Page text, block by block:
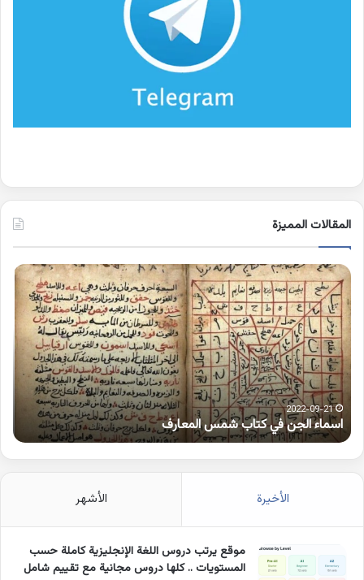
المقالات المميزة
اسماء
الجن
في
كتاب
شمس
المعارف
2022-09-21
اسماء الجن في كتاب شمس المعارف
الأخيرة الأشهر
موقع يرتب دروس اللغة الإنجليزية كاملة حسب
المستويات .. كلها دروس مجانية مع تقييم شامل